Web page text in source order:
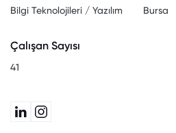
Bilgi Teknolojileri / Yazılım Bursa
Çalışan Sayısı
41